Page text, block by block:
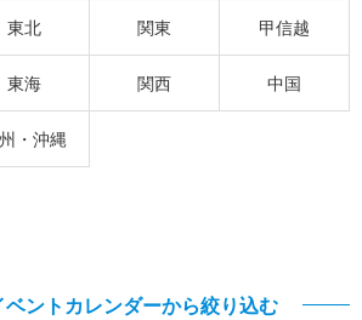
東北 関東 甲信越
東海 関西 中国
・沖縄
ントカレンダーから絞り込む